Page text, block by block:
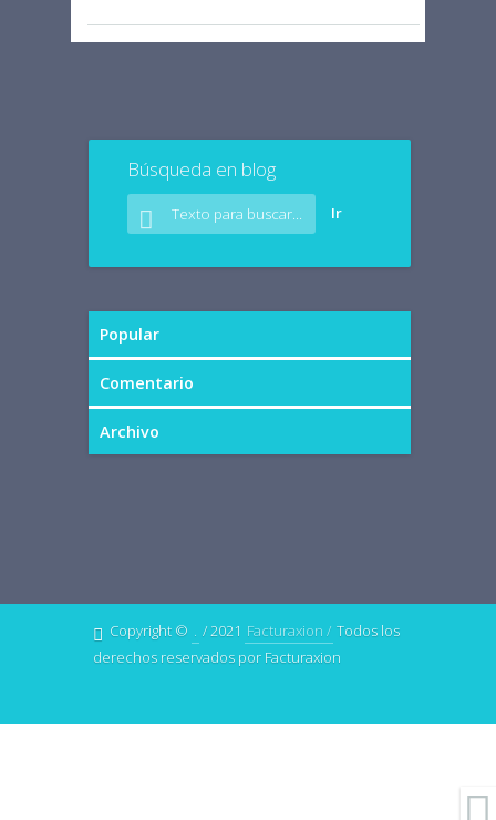
Búsqueda en blog
Popular
Comentario
Archivo
Copyright © . / 2021 Facturaxion / Todos los
derechos reservados por Facturaxion